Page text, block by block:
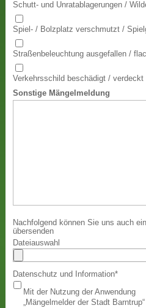
Schutt- und Unratablagerungen /
Spiel- / Bolzplatz verschmutzt /
Straßenbeleuchtung ausgefallen /
Verkehrsschild beschädigt / verdeckt
Sonstige Mängelmeldung
Nachfolgend können Sie uns auch
übersenden
Dateiauswahl
Datenschutz und Information*
Mit der Nutzung der Anwendung
„Mängelmelder der Stadt